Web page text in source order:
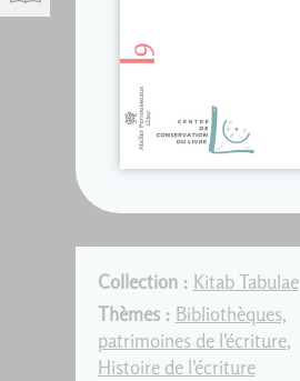
Collection : Kitab Tabulae
Thèmes : Bibliothèques,
patrimoines de l'écriture,
Histoire de l'écriture